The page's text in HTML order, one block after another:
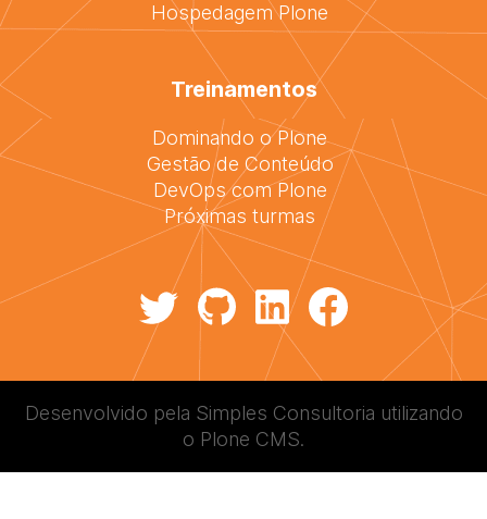
Hospedagem Plone
Treinamentos
Dominando o Plone
Gestão de Conteúdo
DevOps com Plone
Próximas turmas
Desenvolvido pela Simples Consultoria utilizando
o Plone CMS.